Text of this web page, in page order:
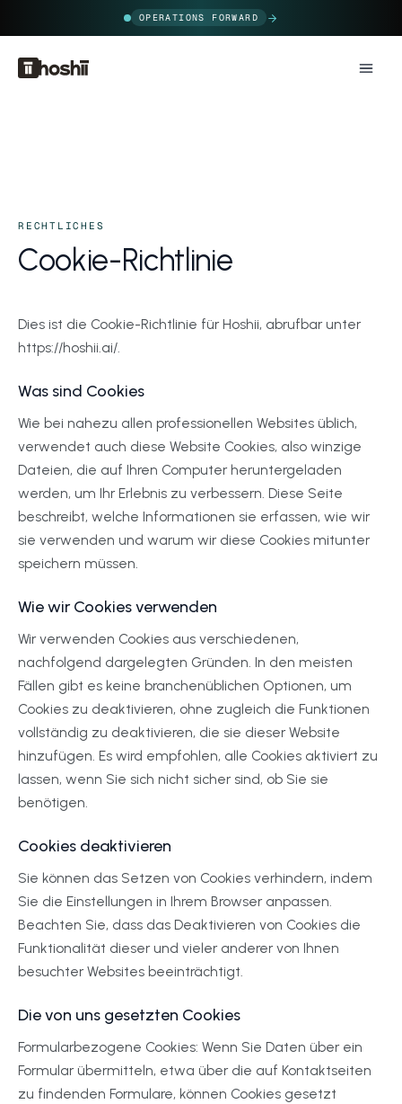
OPERATIONS FORWARD
RECHTLICHES
Cookie-Richtlinie
Dies ist die Cookie-Richtlinie für Hoshii, abrufbar unter
https://hoshii.ai/.
Was sind Cookies
Wie bei nahezu allen professionellen Websites üblich,
verwendet auch diese Website Cookies, also winzige
Dateien, die auf Ihren Computer heruntergeladen
werden, um Ihr Erlebnis zu verbessern. Diese Seite
beschreibt, welche Informationen sie erfassen, wie wir
sie verwenden und warum wir diese Cookies mitunter
speichern müssen.
Wie wir Cookies verwenden
Wir verwenden Cookies aus verschiedenen,
nachfolgend dargelegten Gründen. In den meisten
Fällen gibt es keine branchenüblichen Optionen, um
Cookies zu deaktivieren, ohne zugleich die Funktionen
vollständig zu deaktivieren, die sie dieser Website
hinzufügen. Es wird empfohlen, alle Cookies aktiviert zu
lassen, wenn Sie sich nicht sicher sind, ob Sie sie
benötigen.
Cookies deaktivieren
Sie können das Setzen von Cookies verhindern, indem
Sie die Einstellungen in Ihrem Browser anpassen.
Beachten Sie, dass das Deaktivieren von Cookies die
Funktionalität dieser und vieler anderer von Ihnen
besuchter Websites beeinträchtigt.
Die von uns gesetzten Cookies
Formularbezogene Cookies: Wenn Sie Daten über ein
Formular übermitteln, etwa über die auf Kontaktseiten
zu findenden Formulare, können Cookies gesetzt